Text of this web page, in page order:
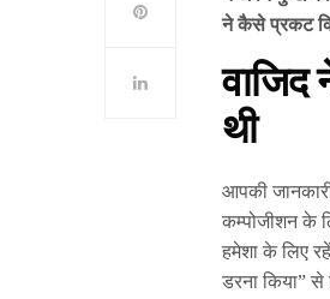
ने कैसे प्रकट
थी
आपकी
कम्पोजीशन के
हमेशा के लिए
डरना किया”